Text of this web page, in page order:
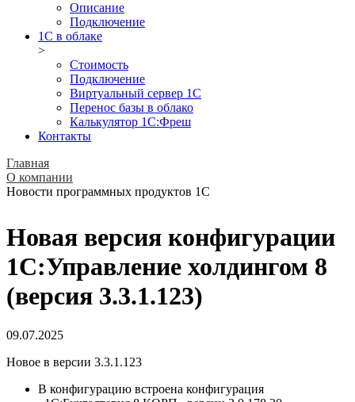
Описание
Подключение
1С в облаке
>
Стоимость
Подключение
Виртуальный сервер 1С
Перенос базы в облако
Калькулятор 1С:Фреш
Контакты
Главная
О компании
Новости программных продуктов 1С
Новая версия конфигурации
1С:Управление холдингом 8
(версия 3.3.1.123)
09.07.2025
Новое в версии 3.3.1.123
В конфигурацию встроена конфигурация